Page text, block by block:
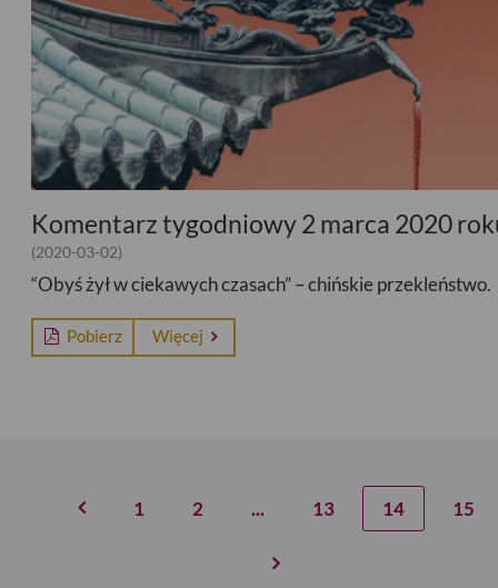
Komentarz tygodniowy 2 marca 2020
(2020-03-02)
“Obyś żył w ciekawych czasach” – chińskie przekleństwo.
Pobierz Więcej
1 2 ... 13 14 15